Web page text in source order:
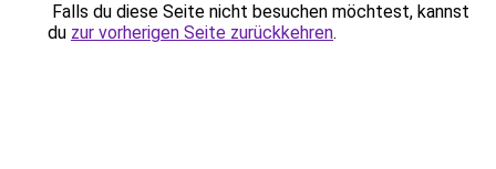
Falls du diese Seite nicht besuchen möchtest, kannst
du zur vorherigen Seite zurückkehren.